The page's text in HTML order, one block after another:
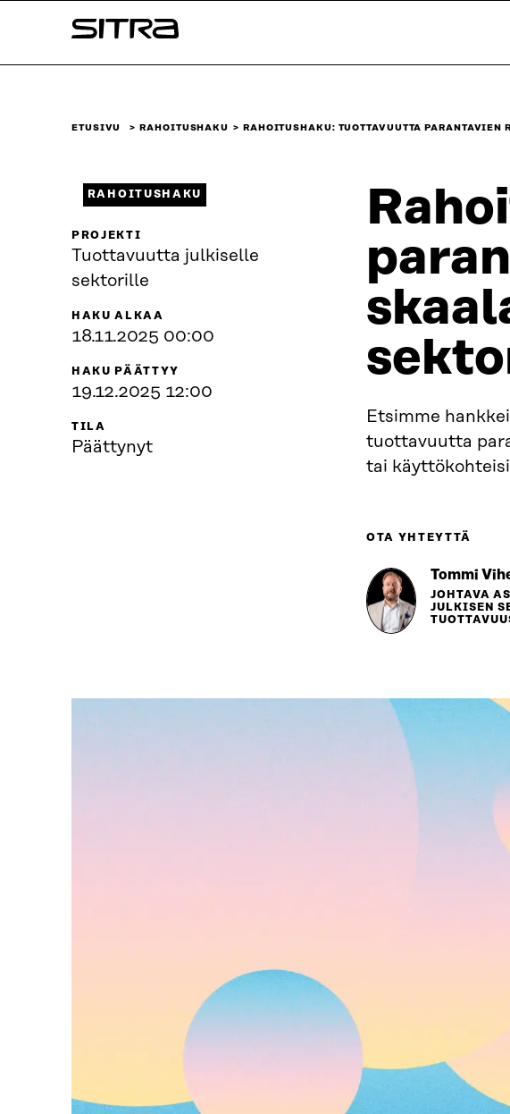
sisältöön
Sitra
ETUSIVU RAHOITUSHAKU RAHOITUSHAKU: TUOTTAVUUTTA
Etsimme
tuottavuutta
tai
OTA YHTEYTTÄ
Tommi
JOHTAVA
JULKISEN
RAHOITUSHAKU
PROJEKTI
Tuottavuutta julkiselle
sektorille
HAKU ALKAA
18.11.2025 00:00
HAKU PÄÄTTYY
19.12.2025 12:00
TILA
Päättynyt